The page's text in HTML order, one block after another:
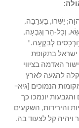
יַשְּׁרוּ, בָּעֲרָבָה,
וְכָל-הַר וְגִבְעָה,
לְבִקְעָה.”
בתקופת
האדמה בציווי
להגעה לארץ
הנמוכים [גיא=
והגבעות יונמכו כך
והירידות, השקעים
ויהיה קל לצעוד בה.